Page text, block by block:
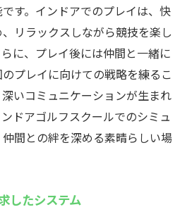
す。インドアでのプレイは、快
リラックスしながら競技を楽し
に、プレイ後には仲間と一緒に
プレイに向けての戦略を練るこ
いコミュニケーションが生まれ
ドアゴルフスクールでのシミュ
間との絆を深める素晴らしい場
したシステム